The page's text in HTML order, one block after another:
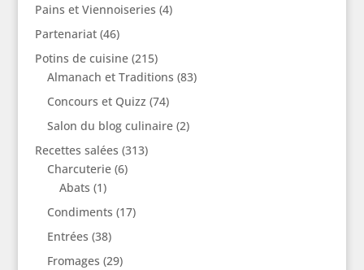
Pains et Viennoiseries (4)
Partenariat(46)
Potins de cuisine(215)
Almanach et Traditions (83)
Concours et Quizz (74)
Salon du blog culinaire(2)
Recettes salées (313)
Charcuterie(6)
Abats (1)
Condiments (17)
Entrées (38)
Fromages (29)